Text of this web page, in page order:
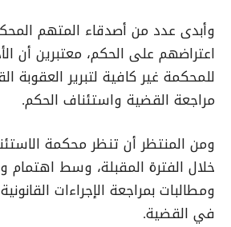
وأبدى عدد من أصدقاء المتهم
اعتراضهم على الحكم، معتبرين أن
للمحكمة غير كافية لتبرير العقوبة
مراجعة القضية واستئناف الحكم.
ومن المنتظر أن تنظر محكمة
خلال الفترة المقبلة، وسط
ومطالبات بمراجعة الإجراءات
في القضية.